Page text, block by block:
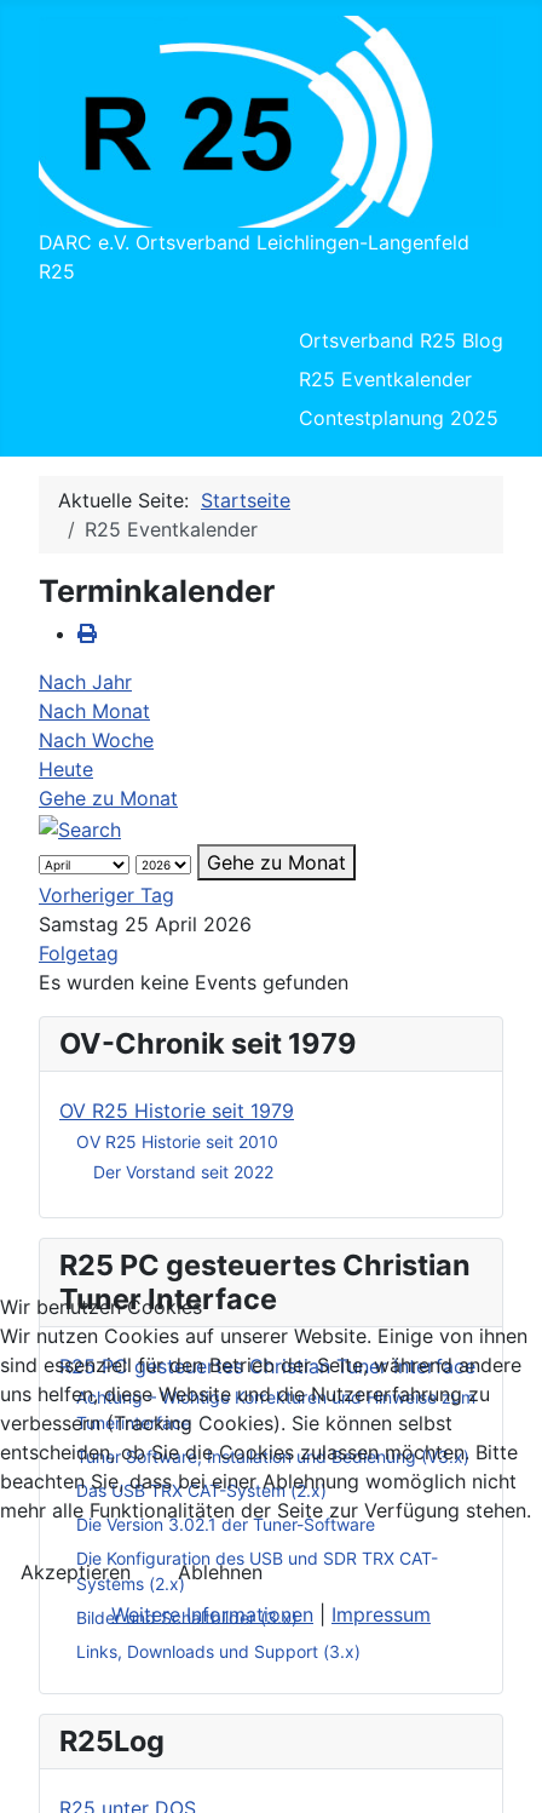
DARC e.V. Ortsverband Leichlingen-Langenfeld
R25
Ortsverband R25 Blog
R25 Eventkalender
Contestplanung 2025
OV-Chronik seit 1979
OV R25 Historie seit 1979
OV R25 Historie seit 2010
Der Vorstand seit 2022
R25 PC gesteuertes Christian
Tuner Interface
R25 PC gesteuertes Christian Tuner Interface
Achtung – Wichtige Korrekturen und Hinweise zum
Tunerinterface
Tuner Software, Installation und Bedienung (V3.x)
Das USB TRX CAT-System (2.x)
Die Version 3.02.1 der Tuner-Software
Die Konfiguration des USB und SDR TRX CAT-
Systems (2.x)
Bilder und Schaltbilder (3.x)
Links, Downloads und Support (3.x)
R25Log
R25 unter DOS
Aktuelle Seite: Startseite
R25 Eventkalender
Terminkalender
Nach Jahr
Nach Monat
Nach Woche
Heute
Gehe zu Monat
Gehe zu Monat
Vorheriger Tag
Samstag 25 April 2026
Folgetag
Es wurden keine Events gefunden
Wir benutzen Cookies
Wir nutzen Cookies auf unserer Website. Einige von ihnen
sind essenziell für den Betrieb der Seite, während andere
uns helfen, diese Website und die Nutzererfahrung zu
verbessern (Tracking Cookies). Sie können selbst
entscheiden, ob Sie die Cookies zulassen möchten. Bitte
beachten Sie, dass bei einer Ablehnung womöglich nicht
mehr alle Funktionalitäten der Seite zur Verfügung stehen.
Akzeptieren
Ablehnen
Weitere Informationen
Impressum